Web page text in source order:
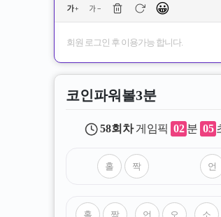
😀
회원 로그인 후 이용가능 합니다.
코인파워볼3분
58회차게임픽 02 분 05